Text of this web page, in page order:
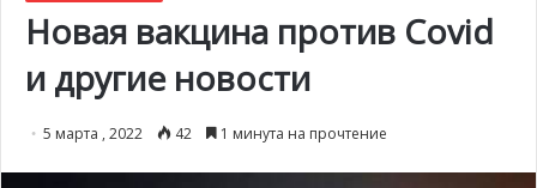
Новая вакцина против Covid
и другие новости
5 марта , 2022 42 1 минута на прочтение